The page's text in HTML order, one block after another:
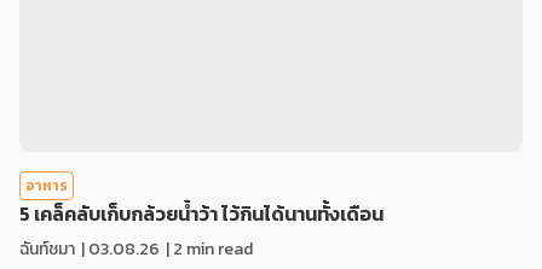
อาหาร
5 เคล็คลับเก็บกล้วยน้ำว้า ไว้กินได้นานทั้งเดือน
ฉันท์ชมา |03.08.26 | 2 min read